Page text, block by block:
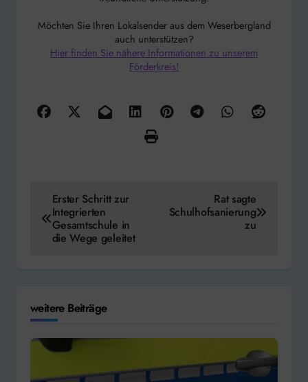
Möchten Sie Ihren Lokalsender aus dem Weserbergland
auch unterstützen?
Hier finden Sie nähere Informationen zu unserem
Förderkreis!
Beitragsnavigation
Erster Schritt zur
Integrierten
Gesamtschule in
die Wege geleitet
Rat sagte
Schulhofsanierung
zu
weitere Beiträge